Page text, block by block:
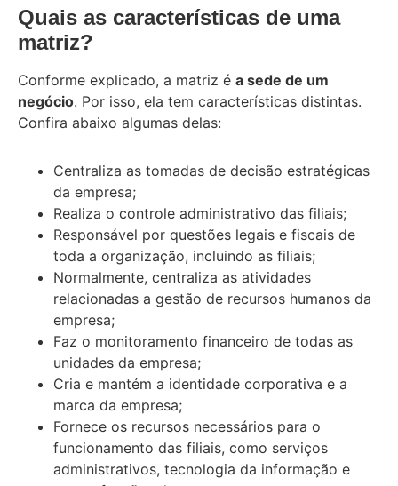
Quais as características de uma
matriz?
Conforme explicado, a matriz é a sede de um
negócio. Por isso, ela tem características distintas.
Confira abaixo algumas delas:
Centraliza as tomadas de decisão estratégicas
da empresa;
Realiza o controle administrativo das filiais;
Responsável por questões legais e fiscais de
toda a organização, incluindo as filiais;
Normalmente, centraliza as atividades
relacionadas a gestão de recursos humanos da
empresa;
Faz o monitoramento financeiro de todas as
unidades da empresa;
Cria e mantém a identidade corporativa e a
marca da empresa;
Fornece os recursos necessários para o
funcionamento das filiais, como serviços
administrativos, tecnologia da informação e